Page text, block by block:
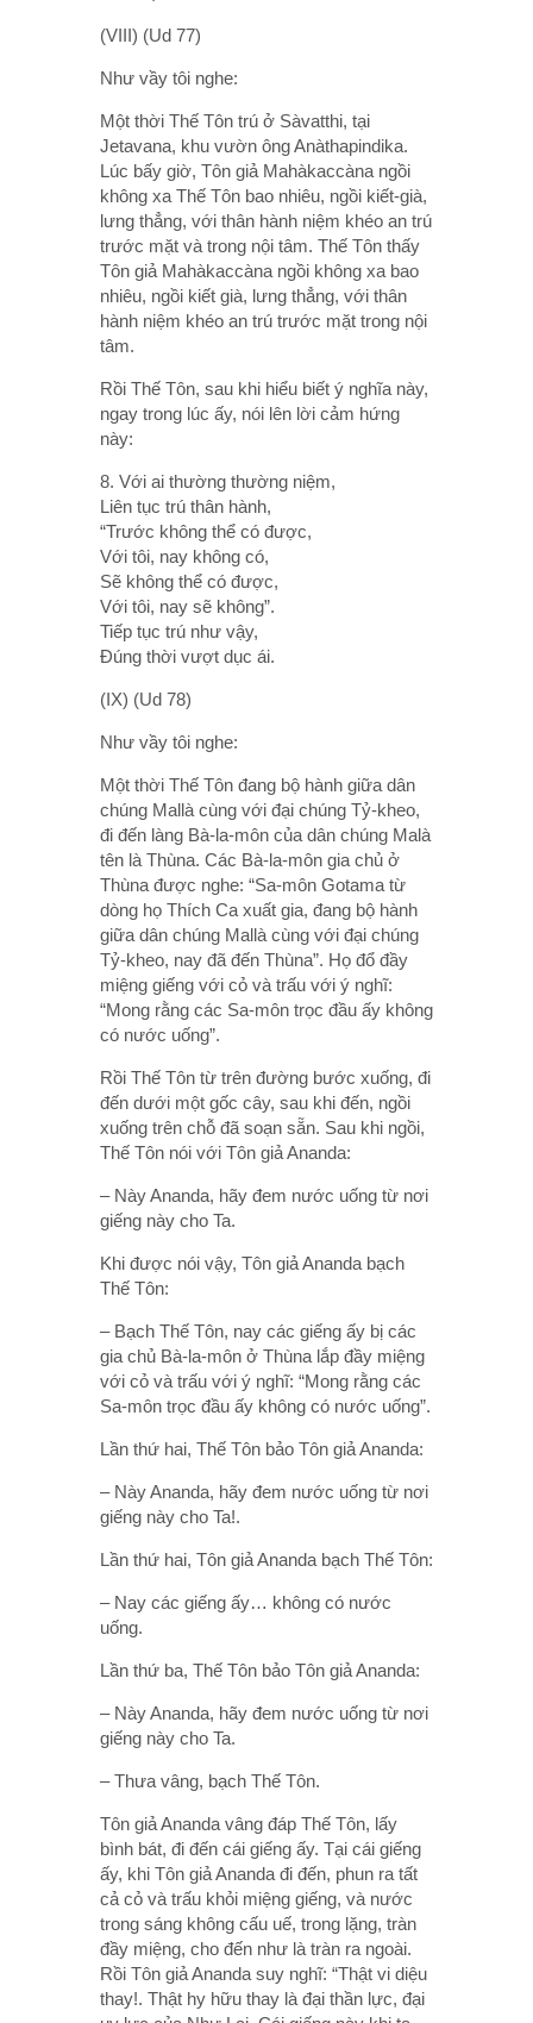
(VIII) (Ud 77)
Như vầy tôi nghe:
Một thời Thế Tôn trú ở Sàvatthi, tại
Jetavana, khu vườn ông Anàthapindika.
Lúc bấy giờ, Tôn giả Mahàkaccàna ngồi
không xa Thế Tôn bao nhiêu, ngồi kiết-già,
lưng thẳng, với thân hành niệm khéo an trú
trước mặt và trong nội tâm. Thế Tôn thấy
Tôn giả Mahàkaccàna ngồi không xa bao
nhiêu, ngồi kiết già, lưng thẳng, với thân
hành niệm khéo an trú trước mặt trong nội
tâm.
Rồi Thế Tôn, sau khi hiểu biết ý nghĩa này,
ngay trong lúc ấy, nói lên lời cảm hứng
này:
8. Với ai thường thường niệm,
Liên tục trú thân hành,
“Trước không thể có được,
Với tôi, nay không có,
Sẽ không thể có được,
Với tôi, nay sẽ không”.
Tiếp tục trú như vậy,
Ðúng thời vượt dục ái.
(IX) (Ud 78)
Như vầy tôi nghe:
Một thời Thế Tôn đang bộ hành giữa dân
chúng Mallà cùng với đại chúng Tỷ-kheo,
đi đến làng Bà-la-môn của dân chúng Malà
tên là Thùna. Các Bà-la-môn gia chủ ở
Thùna được nghe: “Sa-môn Gotama từ
dòng họ Thích Ca xuất gia, đang bộ hành
giữa dân chúng Mallà cùng với đại chúng
Tỷ-kheo, nay đã đến Thùna”. Họ đổ đầy
miệng giếng với cỏ và trấu với ý nghĩ:
“Mong rằng các Sa-môn trọc đầu ấy không
có nước uống”.
Rồi Thế Tôn từ trên đường bước xuống, đi
đến dưới một gốc cây, sau khi đến, ngồi
xuống trên chỗ đã soạn sẵn. Sau khi ngồi,
Thế Tôn nói với Tôn giả Ananda:
– Này Ananda, hãy đem nước uống từ nơi
giếng này cho Ta.
Khi được nói vậy, Tôn giả Ananda bạch
Thế Tôn:
– Bạch Thế Tôn, nay các giếng ấy bị các
gia chủ Bà-la-môn ở Thùna lắp đầy miệng
với cỏ và trấu với ý nghĩ: “Mong rằng các
Sa-môn trọc đầu ấy không có nước uống”.
Lần thứ hai, Thế Tôn bảo Tôn giả Ananda:
– Này Ananda, hãy đem nước uống từ nơi
giếng này cho Ta!.
Lần thứ hai, Tôn giả Ananda bạch Thế Tôn:
– Nay các giếng ấy… không có nước
uống.
Lần thứ ba, Thế Tôn bảo Tôn giả Ananda:
– Này Ananda, hãy đem nước uống từ nơi
giếng này cho Ta.
– Thưa vâng, bạch Thế Tôn.
Tôn giả Ananda vâng đáp Thế Tôn, lấy
bình bát, đi đến cái giếng ấy. Tại cái giếng
ấy, khi Tôn giả Ananda đi đến, phun ra tất
cả cỏ và trấu khỏi miệng giếng, và nước
trong sáng không cấu uế, trong lặng, tràn
đầy miệng, cho đến như là tràn ra ngoài.
Rồi Tôn giả Ananda suy nghĩ: “Thật vi diệu
thay!. Thật hy hữu thay là đại thần lực, đại